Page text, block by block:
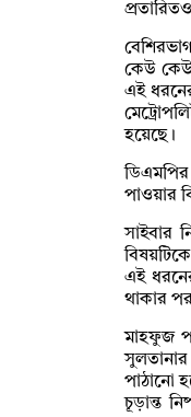
কেউ কেউ
এই
হয়েছে।
পাওয়ার
সাইবার
এই
থাকার
মাহফুজ
পাঠানো
চূড়ান্ত